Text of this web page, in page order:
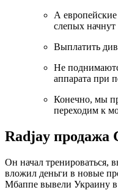
А
слепых
Выплатить
Не
аппарата при
Конечно, мы
переходим к
Radjay продажа
Он начал тренироваться,
вложил деньги в новые
Мбаппе вывели Украину в